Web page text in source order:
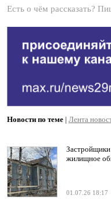
Есть о чём рассказать?
Новости по теме | Лента
жилищное
01.07.26 18:17